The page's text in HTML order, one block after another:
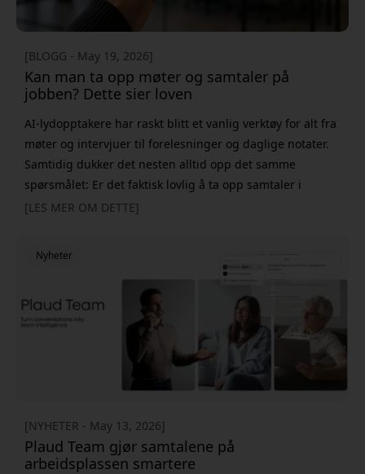
[BLOGG - May 19, 2026]
Kan man ta opp møter og samtaler på
jobben? Dette sier loven
AI-lydopptakere har raskt blitt et vanlig verktøy for alt fra
møter og intervjuer til forelesninger og daglige notater.
Samtidig dukker det nesten alltid opp det samme
spørsmålet: Er det faktisk lovlig å ta opp samtaler i
Sverige? Det korte svaret er ja - i mange tilfeller. Men det
personopplysninger. Her går vi gjennom hva som faktisk
[LES MER OM DETTE]
Nyheter
[NYHETER - May 13, 2026]
Plaud Team gjør samtalene på
arbeidsplassen smartere